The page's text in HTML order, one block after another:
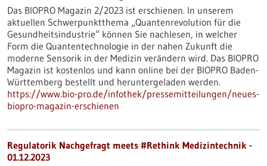
Das BIOPRO Magazin 2/2023 ist erschienen. In unserem
aktuellen Schwerpunktthema „Quantenrevolution für die
Gesundheitsindustrie“ können Sie nachlesen, in welcher
Form die Quantentechnologie in der nahen Zukunft die
moderne Sensorik in der Medizin verändern wird. Das BIOPRO
Magazin ist kostenlos und kann online bei der BIOPRO Baden-
Württemberg bestellt und heruntergeladen werden.
https://www.bio-pro.de/infothek/pressemitteilungen/neues-
biopro-magazin-erschienen
Regulatorik Nachgefragt meets #Rethink Medizintechnik -
01.12.2023